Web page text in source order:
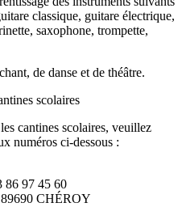
classique, guitare électrique,
saxophone, trompette,
de danse et de théâtre.
scolaires
cantines scolaires, veuillez
numéros ci-dessous :
86 97 45 60
89690 CHÉROY